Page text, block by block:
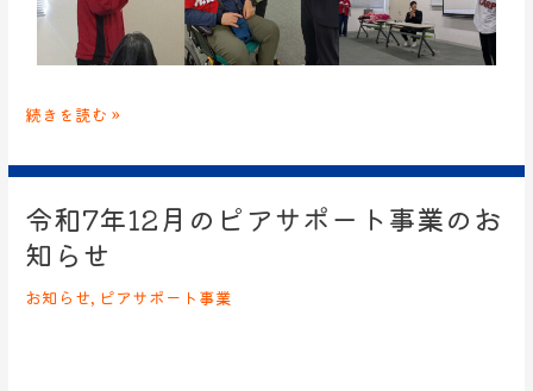
続きを読む »
令和7年12月のピアサポート事業のお
知らせ
お知らせ, ピアサポート事業
令
和
7
年